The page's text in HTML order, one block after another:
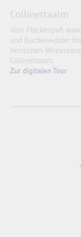
Collinettaalm
Vom Plöckenpaß
und Buchenwälder
herrlichen
Collinettaalm.
Zur digitalen Tour